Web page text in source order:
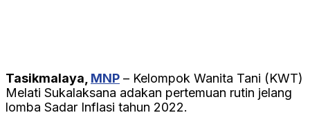
Tasikmalaya, MNP – Kelompok Wanita Tani (KWT)
Melati Sukalaksana adakan pertemuan rutin jelang
lomba Sadar Inflasi tahun 2022.